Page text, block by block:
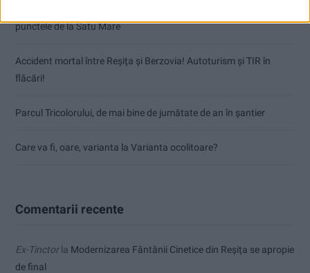
punctele de la Satu Mare
Accident mortal între Reșița și Berzovia! Autoturism și TIR în
flăcări!
Parcul Tricolorului, de mai bine de jumătate de an în șantier
Care va fi, oare, varianta la Varianta ocolitoare?
Comentarii recente
Ex-Tinctorla Modernizarea Fântânii Cinetice din Reșița se apropie
de final